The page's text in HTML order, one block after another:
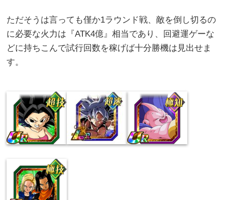
ただそうは言っても僅か1ラウンド戦、敵を倒し切るの
に必要な火力は『ATK4億』相当であり、回避運ゲーな
どに持ちこんで試行回数を稼げば十分勝機は見出せま
す。